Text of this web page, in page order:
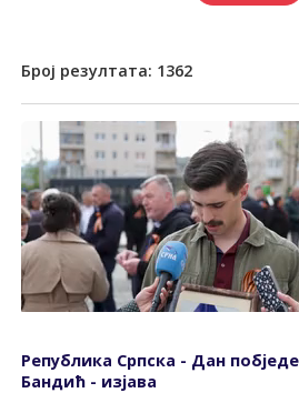
Број резултата: 1362
Република Српска - Дан
Бандић - изјава